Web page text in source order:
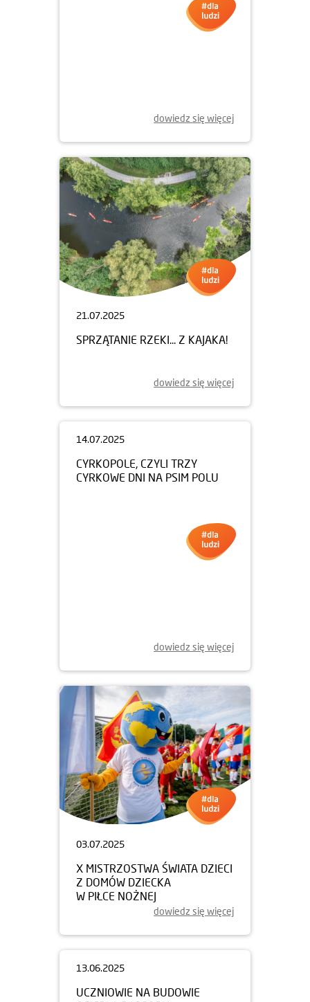
dowiedz się więcej
21.07.2025
SPRZĄTANIE RZEKI... Z KAJAKA!
dowiedz się więcej
14.07.2025
CYRKOPOLE, CZYLI TRZY
CYRKOWE DNI NA PSIM POLU
dowiedz się więcej
03.07.2025
X MISTRZOSTWA ŚWIATA DZIECI
Z DOMÓW DZIECKA
W PIŁCE NOŻNEJ
dowiedz się więcej